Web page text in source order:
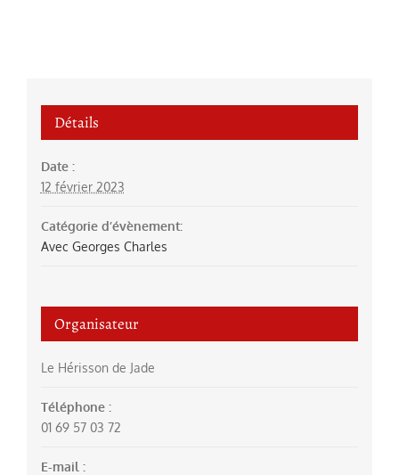
Détails
Date :
12 février 2023
Catégorie d’évènement:
Avec Georges Charles
Organisateur
Le Hérisson de Jade
Téléphone :
01 69 57 03 72
E-mail :